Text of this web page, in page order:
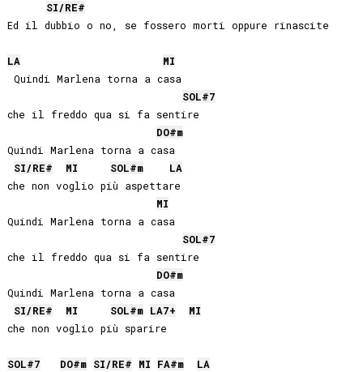
SI/RE#
Ed il dubbio o no, se fossero morti oppure rinascite
LA
MI
Quindi Marlena torna a casa
SOL#7
che il freddo qua si fa sentire
DO#m
Quindi Marlena torna a casa
SI/RE# MI SOL#m
LA
che non voglio più aspettare
MI
Quindi Marlena torna a casa
SOL#7
che il freddo qua si fa sentire
DO#m
Quindi Marlena torna a casa
SI/RE# MI SOL#m LA7+
MI
che non voglio più sparire
SOL#7 DO#m SI/RE# MI FA#m LA